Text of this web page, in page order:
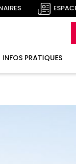
INFOS PRATIQUES